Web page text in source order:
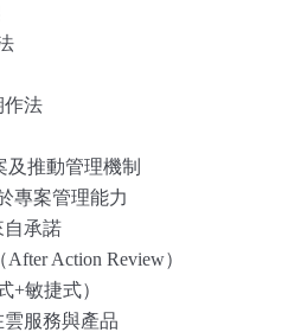
法
推動管理機制
專案管理能力
承諾
Action Review）
+敏捷式）
服務與產品